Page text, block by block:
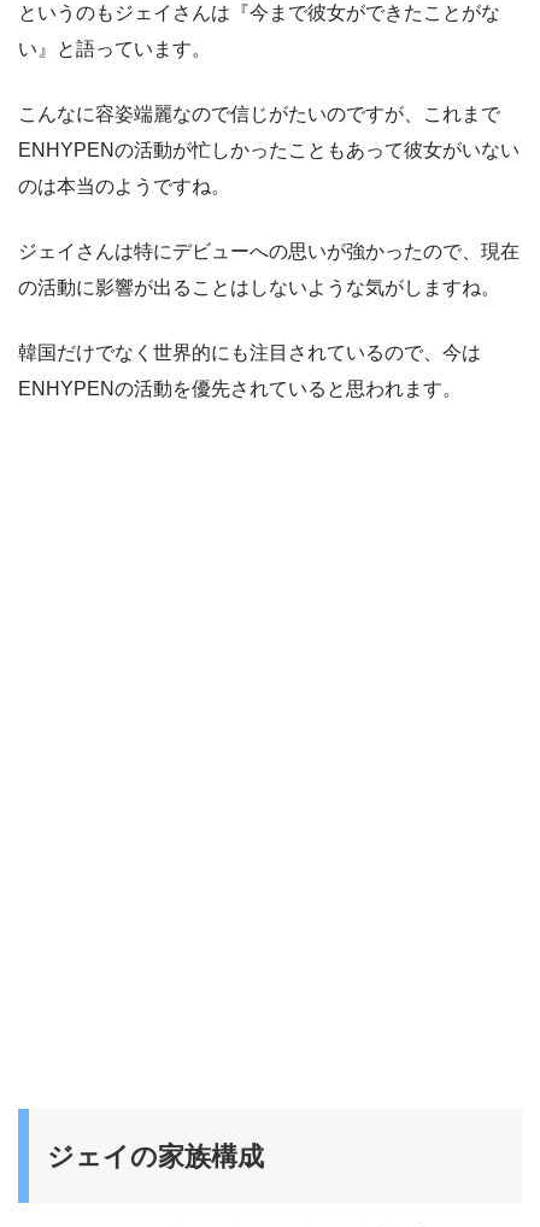
というのもジェイさんは『今まで彼女ができたことがな
い』と語っています。
こんなに容姿端麗なので信じがたいのですが、これまで
ENHYPENの活動が忙しかったこともあって彼女がいない
のは本当のようですね。
ジェイさんは特にデビューへの思いが強かったので、現在
の活動に影響が出ることはしないような気がしますね。
韓国だけでなく世界的にも注目されているので、今は
ENHYPENの活動を優先されていると思われます。
ジェイの家族構成